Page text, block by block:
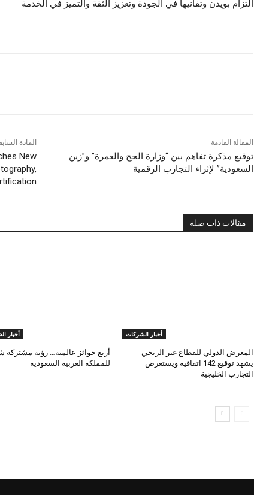
التزام بويدن وتفانيها في الجودة وتعزيز الثقة والتميز في الخدمة
المادة
New
المقالة القادمة
توقيع مذكرة تفاهم بين “وزارة الحج والعمرة” و”زين
السعودية” لإثراء التجارب الرقمية
مقالات ذات صلة
أخبار الشركات
المعرض الدولي للقطاع غير الربحي
يشهد توقيع 142 اتفاقية ويستعرض
التجارب الخليجية
أخبار
أربع جوائز عالمية… رؤية مشتركة
للمملكة العربية السعودية